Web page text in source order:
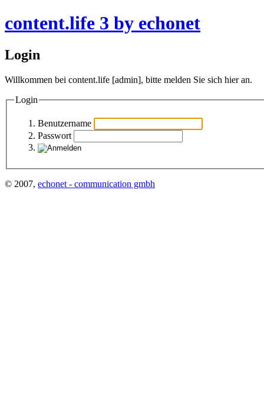
content.life 3 by echonet
Login
Willkommen bei content.life [admin], bitte melden Sie sich hier an.
Login
Benutzername
Passwort
© 2007, echonet - communication gmbh